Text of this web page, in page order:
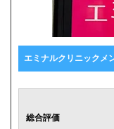
エミナルクリニックメ
総合評価